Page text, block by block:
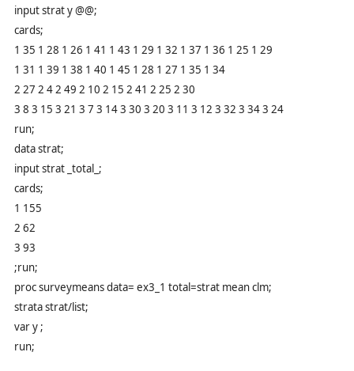
input strat y @@;
cards;
1 35 1 28 1 26 1 41 1 43 1 29 1 32 1 37 1 36 1 25 1 29
1 31 1 39 1 38 1 40 1 45 1 28 1 27 1 35 1 34
2 27 2 4 2 49 2 10 2 15 2 41 2 25 2 30
3 8 3 15 3 21 3 7 3 14 3 30 3 20 3 11 3 12 3 32 3 34 3 24
run;
data strat;
input strat _total_;
cards;
1 155
2 62
3 93
;run;
proc surveymeans data= ex3_1 total=strat mean clm;
strata strat/list;
var y ;
run;